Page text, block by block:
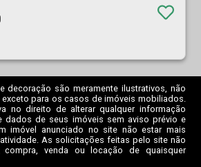
decoração são meramente ilustrativos, não
para os casos de imóveis mobiliados.
no direito de alterar qualquer informação
dados de seus imóveis sem aviso prévio e
imóvel anunciado no site não estar mais
As solicitações feitas pelo site não
compra, venda ou locação de quaisquer